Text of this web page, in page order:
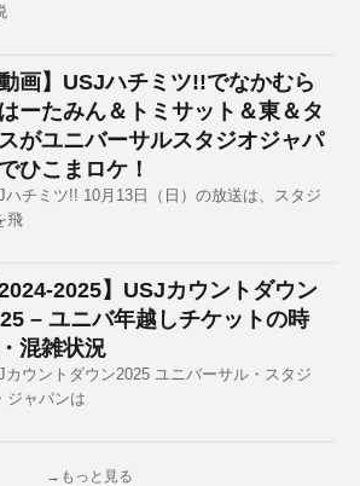
動画】USJハチミツ!!でなかむら
ーたみん＆トミサット＆東＆タ
がユニバーサルスタジオジャパ
ひこまロケ！
ハチミツ!! 10月13日（日）の放送は、スタジ
飛
2024-2025】USJカウントダウン
– ユニバ年越しチケットの時
混雑状況
カウントダウン2025 ユニバーサル・スタジ
ジャパンは
→もっと見る